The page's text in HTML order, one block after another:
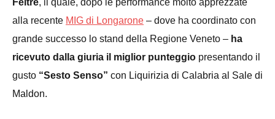
Feltre, il quale, dopo le performance molto apprezzate
alla recente MIG di Longarone – dove ha coordinato con
grande successo lo stand della Regione Veneto – ha
ricevuto dalla giuria il miglior punteggio presentando il
gusto “Sesto Senso” con Liquirizia di Calabria al Sale di
Maldon.